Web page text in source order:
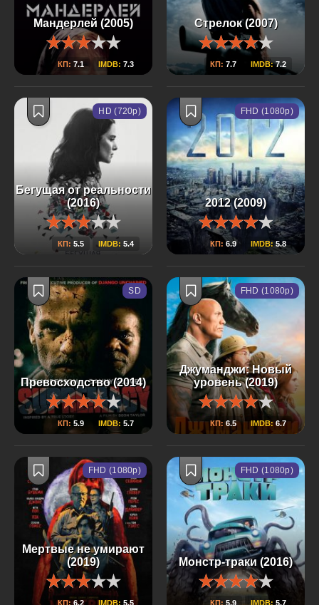
Мандерлей (2005)
КП: 7.1 IMDB: 7.3
Стрелок (2007)
КП: 7.7 IMDB:7.2
Бегущая от реальности
(2016)
КП: 5.5 IMDB: 5.4
HD (720p)
2012 (2009)
КП: 6.9 IMDB:5.8
FHD (1080p)
Превосходство (2014)
КП: 5.9 IMDB: 5.7
SD
Джуманджи: Новый
уровень (2019)
КП:6.5 IMDB:6.7
FHD (1080p)
Мертвые не умирают
(2019)
КП:6.2 IMDB: 5.5
FHD (1080p)
Монстр-траки (2016)
КП: 5.9 IMDB: 5.7
FHD (1080p)